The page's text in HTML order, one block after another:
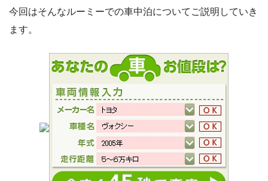
今回はそんなルーミーでの車中泊についてご説明していき
ます。